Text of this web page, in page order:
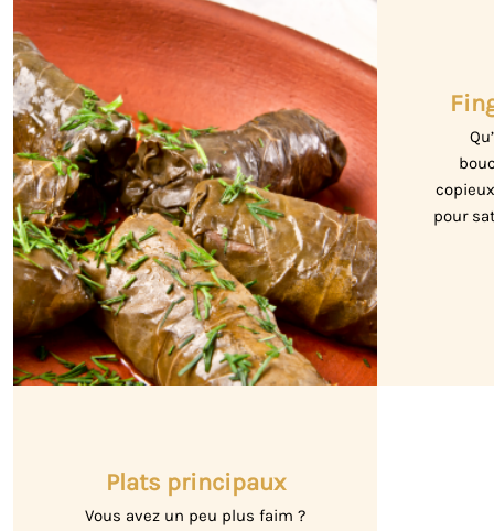
pour
Plats principaux
Vous avez un peu plus faim ?